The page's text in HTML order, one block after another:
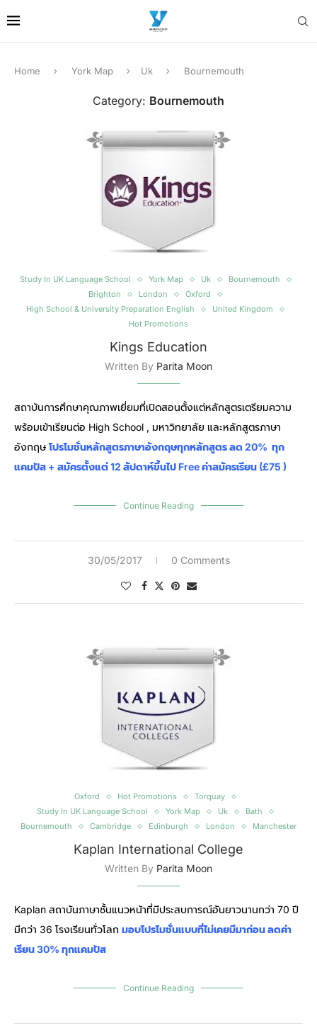
Home York Map Uk Bournemouth
Category: Bournemouth
Study In UK Language School York Map Uk
Bournemouth
Brighton
London
Oxford
High School & University Preparation English
United Kingdom
Hot Promotions
Kings Education
Written By Parita Moon
สถาบันการศึกษาคุณภาพเยี่ยมที่เปิดสอนตั้งแต่หลักสูตรเตรียมความ
พร้อมเข้าเรียนต่อ High School , มหาวิทยาลัย และหลักสูตรภาษา
อังกฤษโปรโมชั่นหลักสูตรภาษาอังกฤษทุกหลักสูตร ลด 20% ทุก
แคมปัส + สมัครตั้งแต่ 12 สัปดาห์ขึ้นไป Free ค่าสมัครเรียน (£75 )
Continue Reading
30/05/2017 0 Comments
Oxford Hot Promotions
Torquay
Study In UK Language School
York Map Uk
Bath
Bournemouth
Cambridge Edinburgh London Manchester
Kaplan International College
Written By Parita Moon
Kaplan สถาบันภาษาชั้นแนวหน้าที่มีประสบการณ์อันยาวนานกว่า 70 ปี
มีกว่า 36 โรงเรียนทั่วโลก มอบโปรโมชั่นแบบที่ไม่เคยมีมาก่อน ลดค่า
เรียน 30% ทุกแคมปัส
Continue Reading